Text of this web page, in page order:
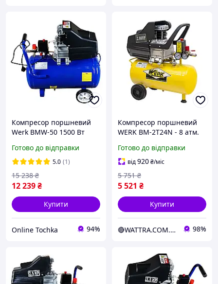
Компресор поршневий
Werk BMW-50 1500 Вт
компресор для
автосервісу пересувний
компресор
Готово до відправки
5.0 (1)
12 239₴
15 238 ₴
Купити
Online Tochka 94%
Компресор поршневий
WERK BM-2Т24N - 8 атм.
ресивер 24 л.
Готово до відправки
від920₴/міс
5 521 ₴
5 751 ₴
Купити
🔴WATTRA.COM.UA - справа техніки... 98%